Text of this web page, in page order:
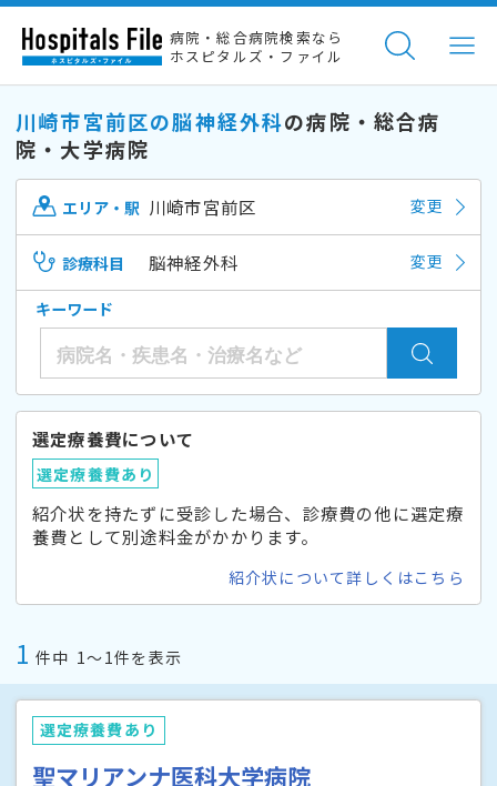
病院・総合病院検索なら
ホスピタルズ・ファイル
川崎市宮前区の脳神経外科の病院・総合病
院・大学病院
エリア・駅 川崎市宮前区 変更
診療科目 脳神経外科 変更
キーワード
選定療養費について
選定療養費あり
紹介状を持たずに受診した場合、診療費の他に選定療
養費として別途料金がかかります。
紹介状について詳しくはこちら
1 件中 1〜1件を表示
選定療養費あり
聖マリアンナ医科大学病院